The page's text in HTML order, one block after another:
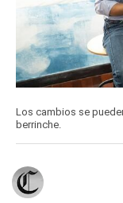
Los cambios se
berrinche.